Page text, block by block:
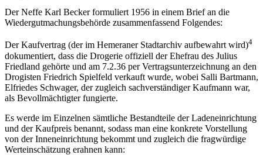
Der Neffe Karl Becker formuliert 1956 in einem Brief an die
Wiedergutmachungsbehörde zusammenfassend Folgendes:
Der Kaufvertrag (der im Hemeraner Stadtarchiv aufbewahrt wird)4
dokumentiert, dass die Drogerie offiziell der Ehefrau des Julius
Friedland gehörte und am 7.2.36 per Vertragsunterzeichnung an den
Drogisten Friedrich Spielfeld verkauft wurde, wobei Salli Bartmann,
Elfriedes Schwager, der zugleich sachverständiger Kaufmann war,
als Bevollmächtigter fungierte.
Es werde im Einzelnen sämtliche Bestandteile der Ladeneinrichtung
und der Kaufpreis benannt, sodass man eine konkrete Vorstellung
von der Inneneinrichtung bekommt und zugleich die fragwürdige
Werteinschätzung erahnen kann: